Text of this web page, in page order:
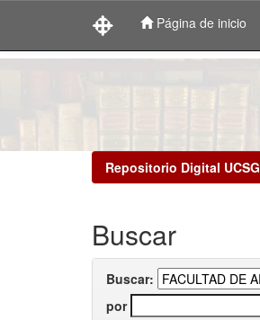
Página de inicio
Repositorio Digital UCSG
Buscar
Buscar:
por